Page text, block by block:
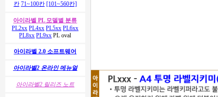
칸 71~100칸 [101~560칸]
아이라벨 PL 모델별 분류
PL2xx PL4xx PL5xx PL6xx
PL8xx PL9xx PL oval
아이라벨 2.0 소프트웨어
아이라벨2 온라인 메뉴얼
아이라벨2 릴리즈 노트